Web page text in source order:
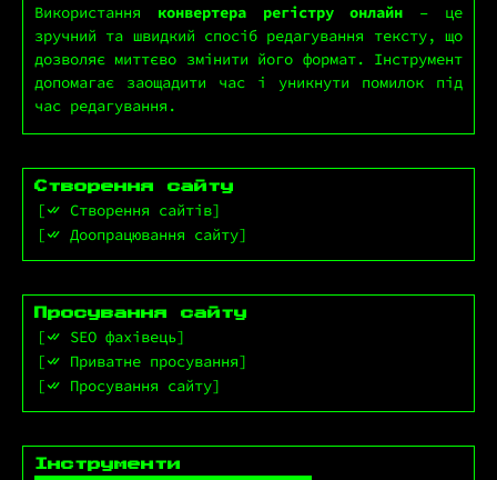
Використання конвертера регістру онлайн – це
зручний та швидкий спосіб редагування тексту, що
дозволяє миттєво змінити його формат. Інструмент
допомагає заощадити час і уникнути помилок під
час редагування.
Створення сайту
Створення сайтів
Доопрацювання сайту
Просування сайту
SEO фахівець
Приватне просування
Просування сайту
Інструменти